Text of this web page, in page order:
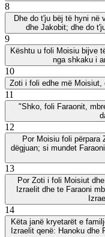
8
Dhe do t'ju bëj të hyni në
dhe Jakobit; dhe do
9
Kështu u foli Moisiu bijve
nga shkaku i
10
Zoti i foli edhe më Moisiut,
11
"Shko, foli Faraonit,
12
Por Moisiu foli
dëgjuan; si mundet
13
Por Zoti i foli Moisiut
Izraelit dhe te Faraoni
14
Këta janë kryetarët e
Izraelit qenë: Hanoku